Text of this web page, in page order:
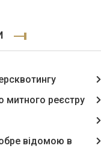
митного реєстру
відомою в